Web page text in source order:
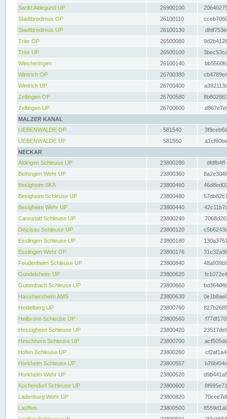
Sankt Aldegund UP
26900100
Stadtbredimus OP
26100110
Stadtbredimus UP
26100130
Trier OP
26500080
Trier UP
26500100
Wincheringen
26100140
Wintrich OP
26700380
Wintrich UP
26700400
Zeltingen OP
26700580
Zeltingen UP
26700600
MALZER KANAL
LIEBENWALDE OP
581540
LIEBENWALDE UP
581550
NECKAR
Aldingen Schleuse UP
23800280
Beihingen Wehr UP
23800360
Besigheim SKA
23800460
Besigheim Schleuse UP
23800480
Besigheim Wehr UP
23800440
Cannstatt Schleuse UP
23800240
Deizisau Schleuse UP
23800120
Esslingen Schleuse UP
23800180
Esslingen Wehr OP
23800176
Feudenheim Schleuse UP
23800840
Gundelsheim UP
23800620
Guttenbach Schleuse UP
23800660
Hassmersheim AMS
23800630
Heidelberg UP
23800760
Heilbronn Schleuse UP
23800560
Hessigheim Schleuse UP
23800420
Hirschhorn Schleuse UP
23800700
Hofen Schleuse UP
23800260
Horkheim Schleuse UP
23800557
Horkheim Wehr UP
23800520
Kochendorf Schleuse UP
23800600
Ladenburg Wehr UP
23800820
Lauffen
23800500